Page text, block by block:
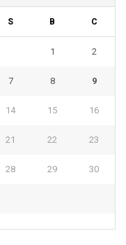
S B C
1 2
7 8 9
14 15 16
21 22 23
28 29 30